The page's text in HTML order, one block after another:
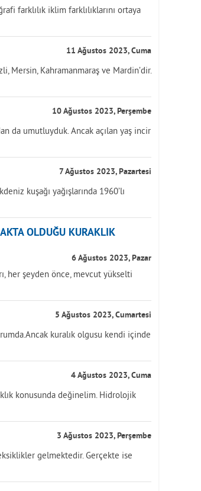
farklılık iklim farklılıklarını ortaya
11 Ağustos 2023, Cuma
Mersin, Kahramanmaraş ve Mardin’dir.
10 Ağustos 2023, Perşembe
da umutluyduk. Ancak açılan yaş incir
7 Ağustos 2023, Pazartesi
kuşağı yağışlarında 1960’lı
OLDUĞU KURAKLIK
6 Ağustos 2023, Pazar
her şeyden önce, mevcut yükselti
5 Ağustos 2023, Cumartesi
kuralık olgusu kendi içinde
4 Ağustos 2023, Cuma
konusunda değinelim. Hidrolojik
3 Ağustos 2023, Perşembe
gelmektedir. Gerçekte ise